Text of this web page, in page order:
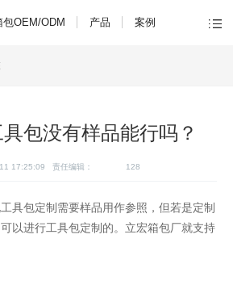
包OEM/ODM 产品 案例
包没有样品能行吗？
17:25:09 责任编辑： 128
包定制需要样品用作参照，但若是定制
以进行工具包定制的。立宏箱包厂就支持